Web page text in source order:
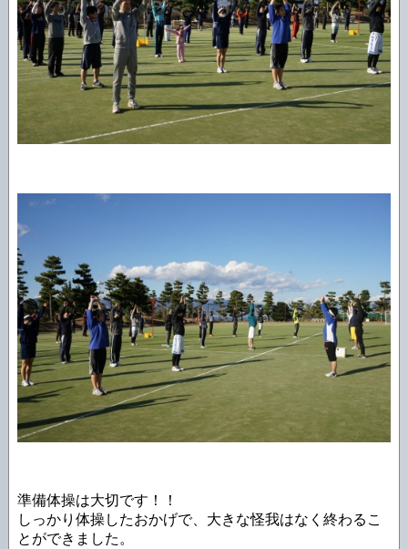
準備体操は大切です！！
しっかり体操したおかげで、大きな怪我はなく終わるこ
とができました。